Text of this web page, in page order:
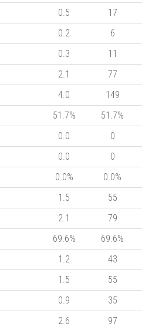
0.5
17
0.2
6
0.3
11
2.1
77
4.0
149
51.7%
51.7%
0.0
0
0.0
0
0.0%
0.0%
1.5
55
2.1
79
69.6%
69.6%
1.2
43
1.5
55
0.9
35
2.6
97